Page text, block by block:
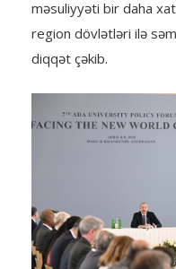
məsuliyyəti bir daha
region dövlətləri ilə
diqqət çəkib.